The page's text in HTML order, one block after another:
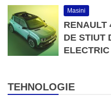
Masini
RENAULT
DE STIUT
TEHNOLOGIE